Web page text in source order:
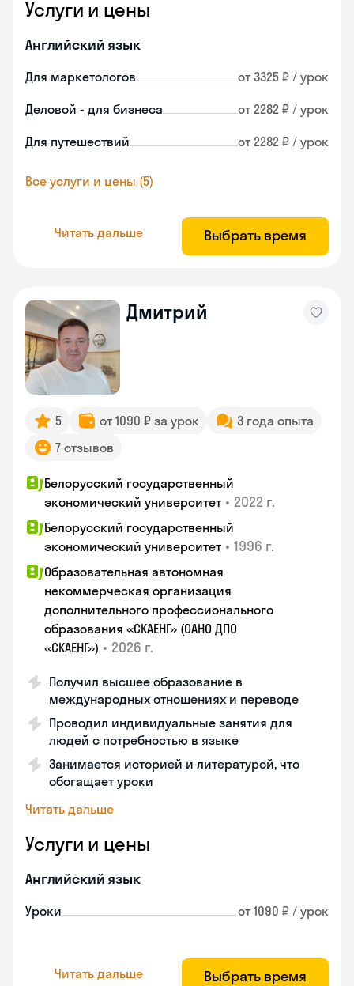
Услуги и цены
Английский язык
Для маркетологов от 3325 ₽ / урок
Деловой - для бизнеса от 2282 ₽ / урок
Для путешествий от 2282 ₽ / урок
Все услуги и цены (5)
Читать дальше Выбрать время
Дмитрий
5 от 1090 ₽ за урок
3 года опыта
7 отзывов
Белорусский государственный
экономический университет • 2022 г.
Белорусский государственный
экономический университет • 1996 г.
Образовательная автономная
некоммерческая организация
дополнительного профессионального
образования «СКАЕНГ» (ОАНО ДПО
«СКАЕНГ») • 2026 г.
Получил высшее образование в
международных отношениях и переводе
Проводил индивидуальные занятия для
людей с потребностью в языке
Занимается историей и литературой, что
обогащает уроки
Читать дальше
Услуги и цены
Английский язык
Уроки от 1090 ₽ / урок
Читать дальше Выбрать время